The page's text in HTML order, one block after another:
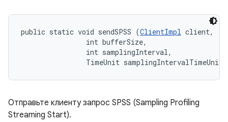
public static void sendSPSS (ClientImpl client,
                int bufferSize,
                int samplingInterval,
TimeUnit
Отправьте клиенту запрос SPSS (Sampling Profiling
Streaming Start).